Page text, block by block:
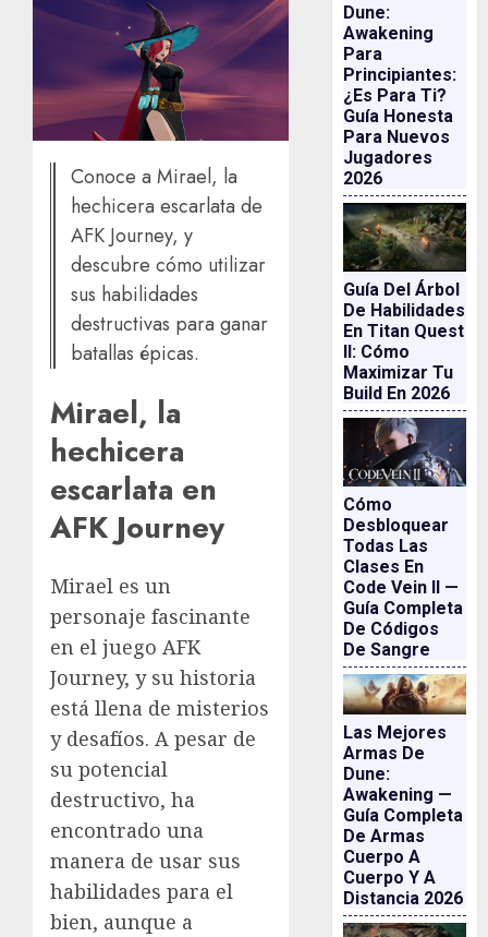
Conoce a Mirael, la
hechicera escarlata de
AFK Journey, y
descubre cómo utilizar
sus habilidades
destructivas para ganar
batallas épicas.
Mirael, la
hechicera
escarlata en
AFK Journey
Mirael es un
personaje fascinante
en el juego AFK
Journey, y su historia
está llena de misterios
y desafíos. A pesar de
su potencial
destructivo, ha
encontrado una
manera de usar sus
habilidades para el
bien, aunque a
Dune:
Awakening
Para
Principiantes:
¿es Para Ti?
Guía Honesta
Para Nuevos
Jugadores
2026
Guía Del Árbol
De Habilidades
En Titan Quest
II: Cómo
Maximizar Tu
Build En 2026
Cómo
Desbloquear
Todas Las
Clases En
Code Vein II —
Guía Completa
De Códigos
De Sangre
Las Mejores
Armas De
Dune:
Awakening —
Guía Completa
De Armas
Cuerpo A
Cuerpo Y A
Distancia 2026